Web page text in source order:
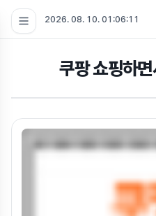
2026. 08. 10. 01:06:12
쿠팡 쇼핑하